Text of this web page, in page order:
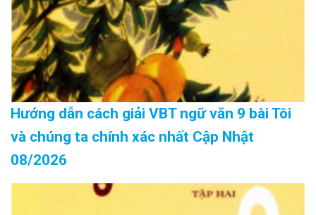
Hướng dẫn cách giải VBT ngữ văn 9 bài Tôi
và chúng ta chính xác nhất Cập Nhật
08/2026